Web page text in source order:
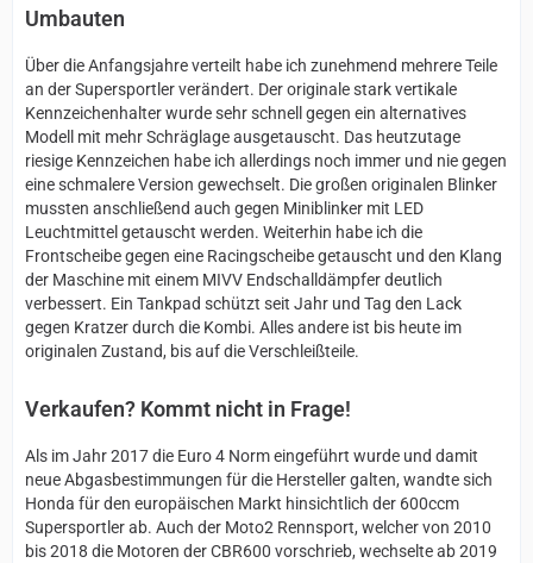
Umbauten
Über die Anfangsjahre verteilt habe ich zunehmend mehrere Teile
an der Supersportler verändert. Der originale stark vertikale
Kennzeichenhalter wurde sehr schnell gegen ein alternatives
Modell mit mehr Schräglage ausgetauscht. Das heutzutage
riesige Kennzeichen habe ich allerdings noch immer und nie gegen
eine schmalere Version gewechselt. Die großen originalen Blinker
mussten anschließend auch gegen Miniblinker mit LED
Leuchtmittel getauscht werden. Weiterhin habe ich die
Frontscheibe gegen eine Racingscheibe getauscht und den Klang
der Maschine mit einem MIVV Endschalldämpfer deutlich
verbessert. Ein Tankpad schützt seit Jahr und Tag den Lack
gegen Kratzer durch die Kombi. Alles andere ist bis heute im
originalen Zustand, bis auf die Verschleißteile.
Verkaufen? Kommt nicht in Frage!
Als im Jahr 2017 die Euro 4 Norm eingeführt wurde und damit
neue Abgasbestimmungen für die Hersteller galten, wandte sich
Honda für den europäischen Markt hinsichtlich der 600ccm
Supersportler ab. Auch der Moto2 Rennsport, welcher von 2010
bis 2018 die Motoren der CBR600 vorschrieb, wechselte ab 2019